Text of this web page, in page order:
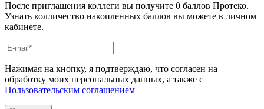
После приглашения коллеги вы получите 0 баллов Протеко.
Узнать колличество накопленных баллов вы можете в личном
кабинете.
Нажимая на кнопку, я подтверждаю, что согласен на
обработку моих персональных данных, а также с
Пользовательским соглашением